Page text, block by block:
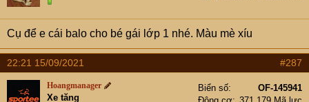
Cụ để e cái balo cho bé gái lớp 1 nhé. Màu mè xíu
22:21 15/09/2021 #287
Hoangmanager
Xe tăng
Biển số
OF-145941